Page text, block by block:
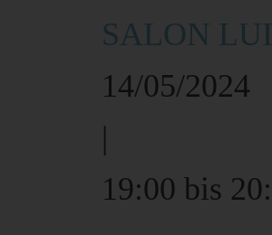
SALON
14/05/2024
|
19:00 bis